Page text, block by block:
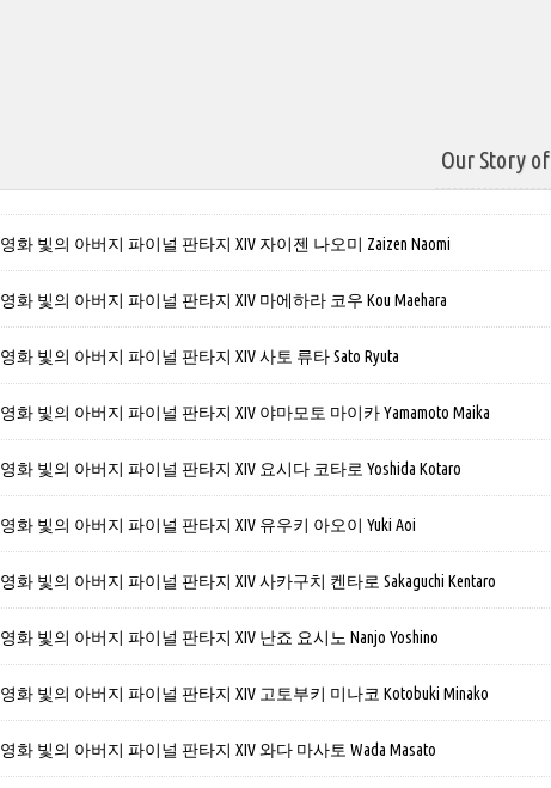
Our Story
영화 빛의 아버지 파이널 판타지 XIV 자이젠 나오미 Zaizen Naomi
영화 빛의 아버지 파이널 판타지 XIV 마에하라 코우 Kou Maehara
영화 빛의 아버지 파이널 판타지 XIV 사토 류타 Sato Ryuta
영화 빛의 아버지 파이널 판타지 XIV 야마모토 마이카 Yamamoto Maika
영화 빛의 아버지 파이널 판타지 XIV 요시다 코타로 Yoshida Kotaro
영화 빛의 아버지 파이널 판타지 XIV 유우키 아오이 Yuki Aoi
영화 빛의 아버지 파이널 판타지 XIV 사카구치 켄타로 Sakaguchi Kentaro
영화 빛의 아버지 파이널 판타지 XIV 난죠 요시노 Nanjo Yoshino
영화 빛의 아버지 파이널 판타지 XIV 고토부키 미나코 Kotobuki Minako
영화 빛의 아버지 파이널 판타지 XIV 와다 마사토 Wada Masato